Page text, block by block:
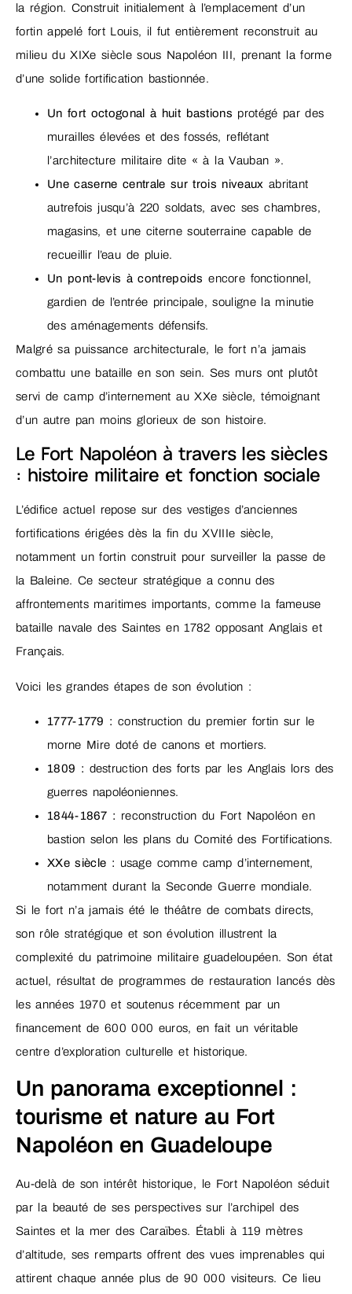
la région. Construit initialement à l’emplacement d’un
fortin appelé fort Louis, il fut entièrement reconstruit au
milieu du XIXe siècle sous Napoléon III, prenant la forme
d’une solide fortification bastionnée.
Un fort octogonal à huit bastions protégé par des
murailles élevées et des fossés, reflétant
l’architecture militaire dite « à la Vauban ».
Une caserne centrale sur trois niveaux abritant
autrefois jusqu’à 220 soldats, avec ses chambres,
magasins, et une citerne souterraine capable de
recueillir l’eau de pluie.
Un pont-levis à contrepoids encore fonctionnel,
gardien de l’entrée principale, souligne la minutie
des aménagements défensifs.
Malgré sa puissance architecturale, le fort n’a jamais
combattu une bataille en son sein. Ses murs ont plutôt
servi de camp d’internement au XXe siècle, témoignant
d’un autre pan moins glorieux de son histoire.
Le Fort Napoléon à travers les siècles
: histoire militaire et fonction sociale
L’édifice actuel repose sur des vestiges d’anciennes
fortifications érigées dès la fin du XVIIIe siècle,
notamment un fortin construit pour surveiller la passe de
la Baleine. Ce secteur stratégique a connu des
affrontements maritimes importants, comme la fameuse
bataille navale des Saintes en 1782 opposant Anglais et
Français.
Voici les grandes étapes de son évolution :
1777-1779 : construction du premier fortin sur le
morne Mire doté de canons et mortiers.
1809 : destruction des forts par les Anglais lors des
guerres napoléoniennes.
1844-1867 : reconstruction du Fort Napoléon en
bastion selon les plans du Comité des Fortifications.
XXe siècle : usage comme camp d’internement,
notamment durant la Seconde Guerre mondiale.
Si le fort n’a jamais été le théâtre de combats directs,
son rôle stratégique et son évolution illustrent la
complexité du patrimoine militaire guadeloupéen. Son état
actuel, résultat de programmes de restauration lancés dès
les années 1970 et soutenus récemment par un
financement de 600 000 euros, en fait un véritable
centre d’exploration culturelle et historique.
Un panorama exceptionnel :
tourisme et nature au Fort
Napoléon en Guadeloupe
Au-delà de son intérêt historique, le Fort Napoléon séduit
par la beauté de ses perspectives sur l’archipel des
Saintes et la mer des Caraïbes. Établi à 119 mètres
d’altitude, ses remparts offrent des vues imprenables qui
attirent chaque année plus de 90 000 visiteurs. Ce lieu